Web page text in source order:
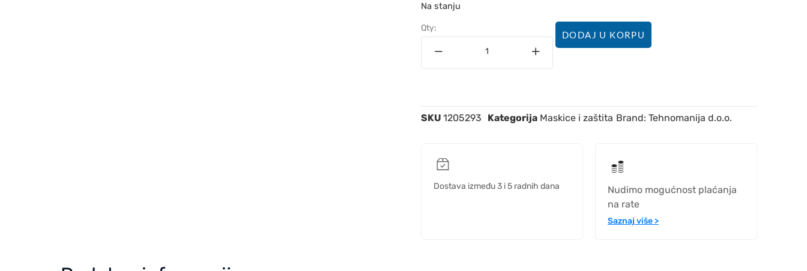
Na stanju
Qty:
DODAJ U KORPU
SKU 1205293 Kategorija Maskice i zaštita Brand: Tehnomanija d.o.o.
Dostava između 3 i 5 radnih dana
Nudimo mogućnost plaćanja
na rate
Saznaj više >